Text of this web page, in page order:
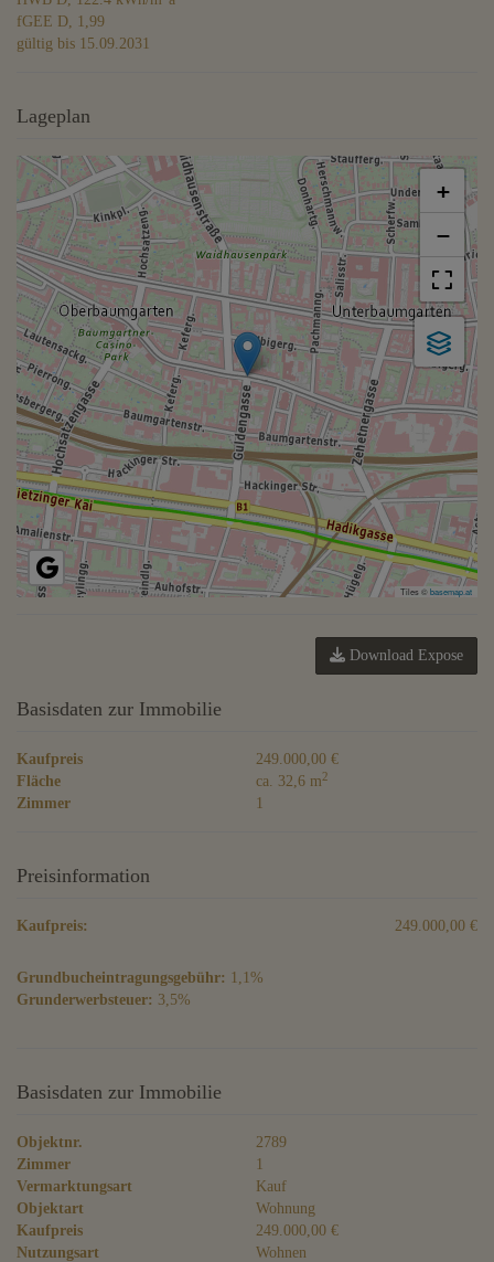
fGEE D, 1,99
gültig bis 15.09.2031
Lageplan
+
−
Tiles ©basemap.at
Download Expose
Basisdaten zur Immobilie
Kaufpreis
249.000,00 €
Fläche
ca. 32,6 m2
Zimmer 1
Preisinformation
Kaufpreis: 249.000,00 €
Grundbucheintragungsgebühr: 1,1%
Grunderwerbsteuer: 3,5%
Basisdaten zur Immobilie
Objektnr.
2789
Zimmer
1
Vermarktungsart
Kauf
Objektart
Wohnung
Kaufpreis
249.000,00 €
Nutzungsart
Wohnen